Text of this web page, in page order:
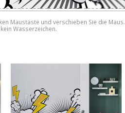
Maustaste und verschieben Sie die Maus.
Wasserzeichen.